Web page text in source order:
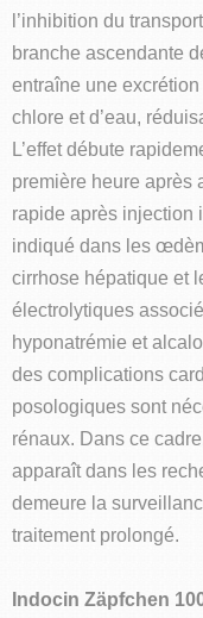
l’inhibition du
branche ascendante
entraîne une
chlore et d’eau,
L’effet débute
première heure après
rapide après injection
indiqué dans les
cirrhose hépatique et
électrolytiques
hyponatrémie et
des complications
posologiques sont
rénaux. Dans ce
apparaît dans les
demeure la
traitement prolongé.
Indocin Zäpfchen